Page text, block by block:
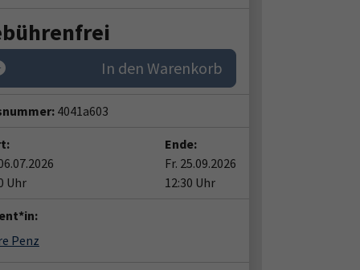
In den Warenkorb
4041a603
Uhr
Ende:
Fr. 25.09.2026
12:30 Uhr
Penz